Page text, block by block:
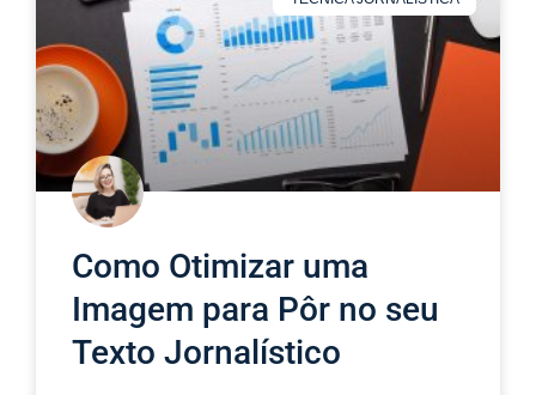
Como Otimizar uma
Imagem para Pôr no seu
Texto Jornalístico